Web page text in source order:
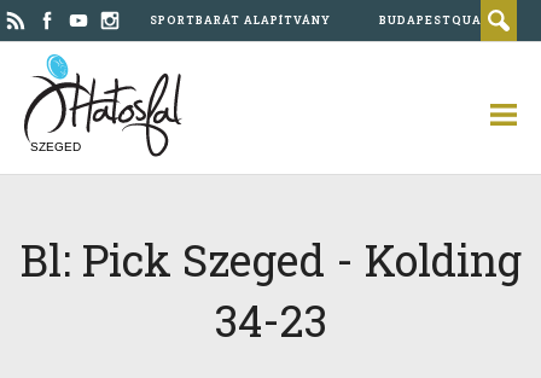
SPORTBARÁT ALAPÍTVÁNY BUDAPESTQUAD
SZEGED
Bl: Pick Szeged - Kolding
34-23